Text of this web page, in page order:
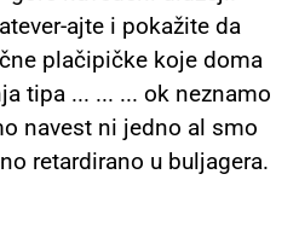
ajte i pokažite da
plačipičke koje doma
tipa ... ... ... ok neznamo
navest ni jedno al smo
retardirano u buljagera.